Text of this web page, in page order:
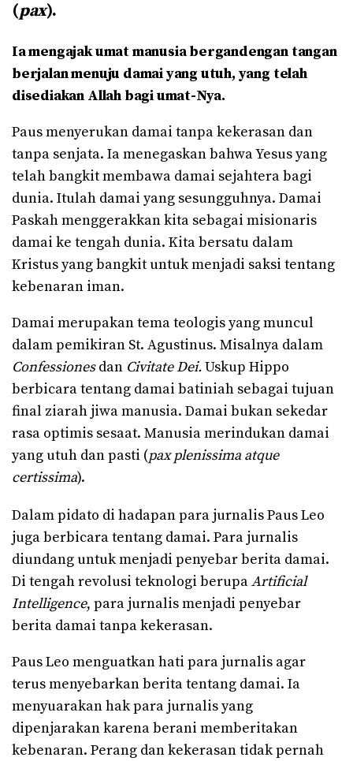
(pax).
Ia mengajak umat manusia bergandengan tangan
berjalan menuju damai yang utuh, yang telah
disediakan Allah bagi umat-Nya.
Paus menyerukan damai tanpa kekerasan dan
tanpa senjata. Ia menegaskan bahwa Yesus yang
telah bangkit membawa damai sejahtera bagi
dunia. Itulah damai yang sesungguhnya. Damai
Paskah menggerakkan kita sebagai misionaris
damai ke tengah dunia. Kita bersatu dalam
Kristus yang bangkit untuk menjadi saksi tentang
kebenaran iman.
Damai merupakan tema teologis yang muncul
dalam pemikiran St. Agustinus. Misalnya dalam
Confessionesdan Civitate Dei.Uskup Hippo
berbicara tentang damai batiniah sebagai tujuan
final ziarah jiwa manusia. Damai bukan sekedar
rasa optimis sesaat. Manusia merindukan damai
yang utuh dan pasti (pax plenissima atque
certissima).
Dalam pidato di hadapan para jurnalis Paus Leo
juga berbicara tentang damai. Para jurnalis
diundang untuk menjadi penyebar berita damai.
Di tengah revolusi teknologi berupaArtificial
Intelligence, para jurnalis menjadi penyebar
berita damai tanpa kekerasan.
Paus Leo menguatkan hati para jurnalis agar
terus menyebarkan berita tentang damai. Ia
menyuarakan hak para jurnalis yang
dipenjarakan karena berani memberitakan
kebenaran. Perang dan kekerasan tidak pernah